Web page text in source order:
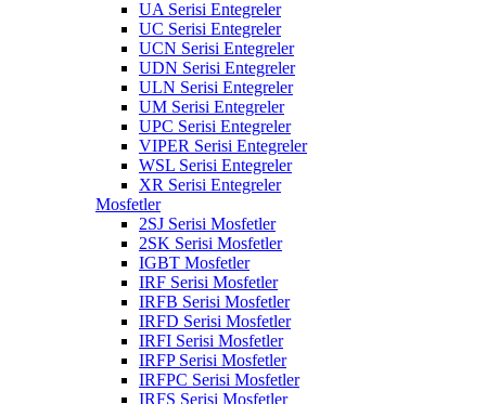
UA Serisi Entegreler
UC Serisi Entegreler
UCN Serisi Entegreler
UDN Serisi Entegreler
ULN Serisi Entegreler
UM Serisi Entegreler
UPC Serisi Entegreler
VIPER Serisi Entegreler
WSL Serisi Entegreler
XR Serisi Entegreler
Mosfetler
2SJ Serisi Mosfetler
2SK Serisi Mosfetler
IGBT Mosfetler
IRF Serisi Mosfetler
IRFB Serisi Mosfetler
IRFD Serisi Mosfetler
IRFI Serisi Mosfetler
IRFP Serisi Mosfetler
IRFPC Serisi Mosfetler
IRFS Serisi Mosfetler